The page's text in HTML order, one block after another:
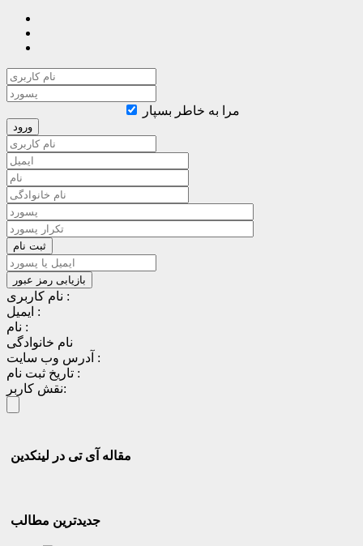
مرا به خاطر بسپار
نام کاربری :
ایمیل :
نام :
نام خانوادگی
آدرس وب سایت :
تاریخ ثبت نام :
نقش کاربر:
مقاله آی تی در لینکدین
جدیدترین مطالب